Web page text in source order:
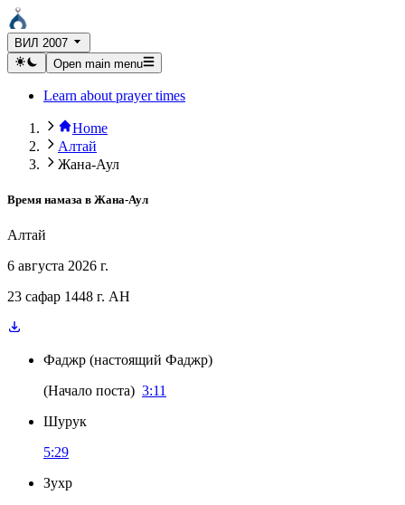
ВИЛ 2007
Open main menu
Learn about prayer times
Home
Алтай
Жана-Аул
Время намаза в Жана-Аул
Алтай
6 августа 2026 г.
23 сафар 1448 г. AH
Фаджр (настоящий Фаджр)
(Начало поста) 3:11
Шурук
5:29
Зухр